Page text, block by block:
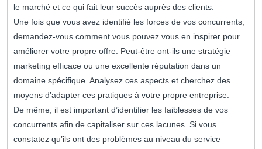
le marché et ce qui fait leur succès auprès des clients.
Une fois que vous avez identifié les forces de vos concurrents,
demandez-vous comment vous pouvez vous en inspirer pour
améliorer votre propre offre. Peut-être ont-ils une stratégie
marketing efficace ou une excellente réputation dans un
domaine spécifique. Analysez ces aspects et cherchez des
moyens d’adapter ces pratiques à votre propre entreprise.
De même, il est important d’identifier les faiblesses de vos
concurrents afin de capitaliser sur ces lacunes. Si vous
constatez qu’ils ont des problèmes au niveau du service